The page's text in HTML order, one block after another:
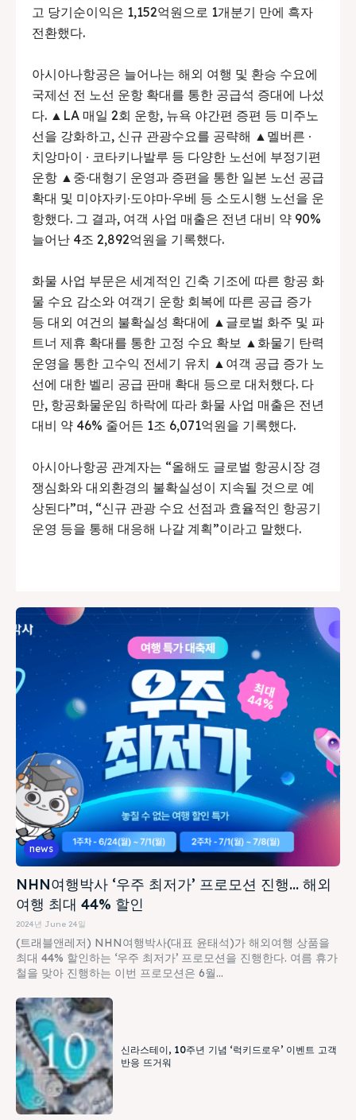
고 당기순이익은 1,152억원으로 1개분기 만에 흑자
전환했다.
아시아나항공은 늘어나는 해외 여행 및 환승 수요에
국제선 전 노선 운항 확대를 통한 공급석 증대에 나섰
다. ▲LA 매일 2회 운항, 뉴욕 야간편 증편 등 미주노
선을 강화하고, 신규 관광수요를 공략해 ▲멜버른 ∙
치앙마이 ∙ 코타키나발루 등 다양한 노선에 부정기편
운항 ▲중∙대형기 운영과 증편을 통한 일본 노선 공급
확대 및 미야자키∙도야마∙우베 등 소도시행 노선을 운
항했다. 그 결과, 여객 사업 매출은 전년 대비 약 90%
늘어난 4조 2,892억원을 기록했다.
화물 사업 부문은 세계적인 긴축 기조에 따른 항공 화
물 수요 감소와 여객기 운항 회복에 따른 공급 증가
등 대외 여건의 불확실성 확대에 ▲글로벌 화주 및 파
트너 제휴 확대를 통한 고정 수요 확보 ▲화물기 탄력
운영을 통한 고수익 전세기 유치 ▲여객 공급 증가 노
선에 대한 벨리 공급 판매 확대 등으로 대처했다. 다
만, 항공화물운임 하락에 따라 화물 사업 매출은 전년
대비 약 46% 줄어든 1조 6,071억원을 기록했다.
아시아나항공 관계자는 “올해도 글로벌 항공시장 경
쟁심화와 대외환경의 불확실성이 지속될 것으로 예
상된다”며, “신규 관광 수요 선점과 효율적인 항공기
운영 등을 통해 대응해 나갈 계획”이라고 말했다.
news
NHN여행박사 ‘우주 최저가’ 프로모션 진행… 해외
여행 최대 44% 할인
2024년 June 24일
(트래블앤레저) NHN여행박사(대표 윤태석)가 해외여행 상품을
최대 44% 할인하는 ‘우주 최저가’ 프로모션을 진행한다. 여름 휴가
철을 맞아 진행하는 이번 프로모션은 6월...
신라스테이, 10주년 기념 ‘럭키드로우’ 이벤트 고객
반응 뜨거워